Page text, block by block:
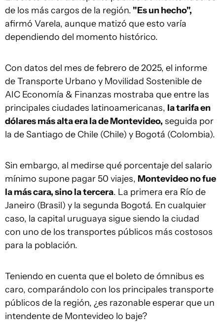
de los más cargos de la región. "Es un hecho",
afirmó Varela, aunque matizó que esto varía
dependiendo del momento histórico.
Con datos del mes de febrero de 2025, el informe
de Transporte Urbano y Movilidad Sostenible de
AIC Economía & Finanzas mostraba que entre las
principales ciudades latinoamericanas, la tarifa en
dólares más alta era la de Montevideo, seguida por
la de Santiago de Chile (Chile) y Bogotá (Colombia).
Sin embargo, al medirse qué porcentaje del salario
mínimo supone pagar 50 viajes, Montevideo no fue
la más cara, sino la tercera. La primera era Río de
Janeiro (Brasil) y la segunda Bogotá. En cualquier
caso, la capital uruguaya sigue siendo la ciudad
con uno de los transportes públicos más costosos
para la población.
Teniendo en cuenta que el boleto de ómnibus es
caro, comparándolo con los principales transporte
públicos de la región, ¿es razonable esperar que un
intendente de Montevideo lo baje?